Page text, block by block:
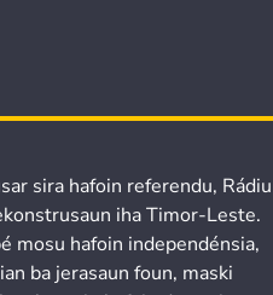
sira hafoin referendu, Rádiu
iha Timor-Leste.
mosu hafoin independénsia,
ba jerasaun foun, maski